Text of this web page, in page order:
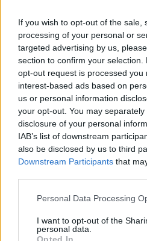
If you wish to opt-out of the sale,
processing of your personal or
targeted advertising by us,
section to confirm your
opt-out request is processed you
interest-based ads based on
us or personal information
your opt-out. You may
disclosure of your personal
IAB’s list of downstream
also be disclosed by us to third
Downstream Participants that
Personal Data Processing
I want to opt-out of the
personal data.
των αγροτών με Ομάδες
TAGS: ΑΓΡΟΤΙΚΑ